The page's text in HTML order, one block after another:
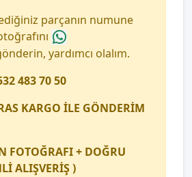
parçanın numune
yardımcı olalım.
483 70 50
KARGO İLE GÖNDERİM
FOTOĞRAFI + DOĞRU
ALIŞVERİŞ )